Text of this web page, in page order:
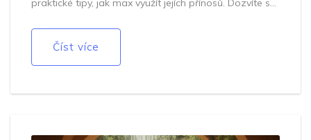
pro vás. Pokud hledáte nový způsob relaxace, milking
Číst více